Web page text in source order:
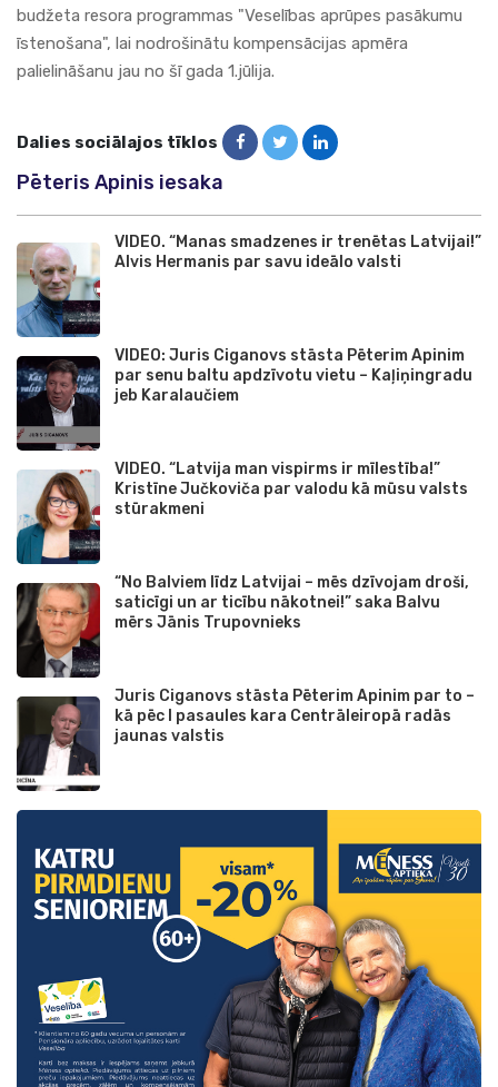
budžeta resora programmas "Veselības aprūpes pasākumu
īstenošana", lai nodrošinātu kompensācijas apmēra
palielināšanu jau no šī gada 1.jūlija.
Dalies sociālajos tīklos
Pēteris Apinis iesaka
VIDEO. “Manas smadzenes ir trenētas Latvijai!”
Alvis Hermanis par savu ideālo valsti
VIDEO: Juris Ciganovs stāsta Pēterim Apinim
par senu baltu apdzīvotu vietu – Kaļiņingradu
jeb Karalaučiem
VIDEO. “Latvija man vispirms ir mīlestība!”
Kristīne Jučkoviča par valodu kā mūsu valsts
stūrakmeni
“No Balviem līdz Latvijai – mēs dzīvojam droši,
saticīgi un ar ticību nākotnei!” saka Balvu
mērs Jānis Trupovnieks
Juris Ciganovs stāsta Pēterim Apinim par to –
kā pēc I pasaules kara Centrāleiropā radās
jaunas valstis